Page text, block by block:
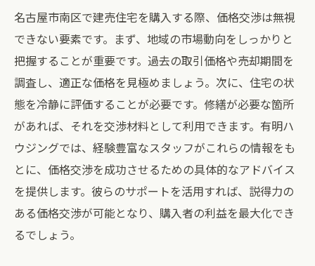
名古屋市南区で建売住宅を購入する際、価格交渉は無視
できない要素です。まず、地域の市場動向をしっかりと
把握することが重要です。過去の取引価格や売却期間を
調査し、適正な価格を見極めましょう。次に、住宅の状
態を冷静に評価することが必要です。修繕が必要な箇所
があれば、それを交渉材料として利用できます。有明ハ
ウジングでは、経験豊富なスタッフがこれらの情報をも
とに、価格交渉を成功させるための具体的なアドバイス
を提供します。彼らのサポートを活用すれば、説得力の
ある価格交渉が可能となり、購入者の利益を最大化でき
るでしょう。